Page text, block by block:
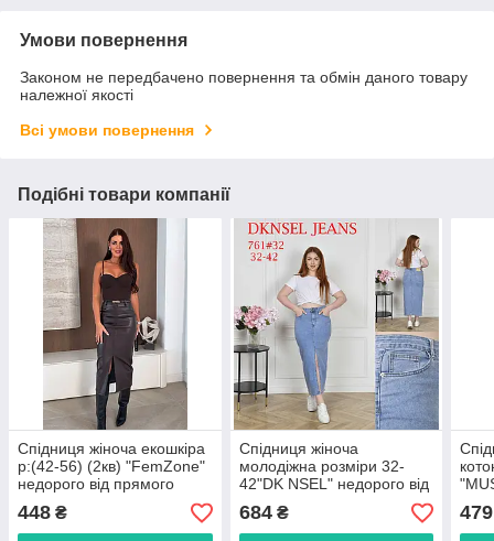
Умови повернення
Законом не передбачено повернення та обмін даного товару
належної якості
Всі умови повернення
Подібні товари компанії
Спідниця жіноча екошкіра
р:(42-56) (2кв) "FemZone"
недорого від прямого
постачальника
448 ₴
Спідниця жіноча
молодіжна розміри 32-
42"DK NSEL" недорого від
прямого постачальника
684₴
від
479